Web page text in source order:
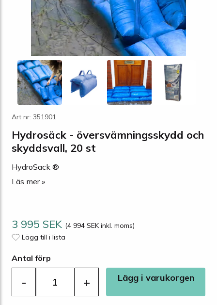
Art nr: 351901
Hydrosäck - översvämningsskydd och
skyddsvall, 20 st
HydroSack ®
Läs mer »
3 995 SEK (4 994 SEK inkl. moms)
Lägg till i lista
Antal förp
- + Lägg i varukorgen